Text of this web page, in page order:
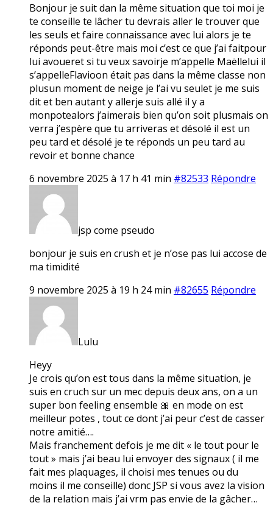
Bonjour je suit dan la même situation que toi moi je
te conseille te lâcher tu devrais aller le trouver que
les seuls et faire connaissance avec lui alors je te
réponds peut-être mais moi c’est ce que j’ai faitpour
lui avoueret si tu veux savoirje m’appelle Maëllelui il
s’appelleFlavioon était pas dans la même classe non
plusun moment de neige je l’ai vu seulet je me suis
dit et ben autant y allerje suis allé il y a
monpotealors j’aimerais bien qu’on soit plusmais on
verra j’espère que tu arriveras et désolé il est un
peu tard et désolé je te réponds un peu tard au
revoir et bonne chance
6 novembre 2025 à 17 h 41 min #82533 Répondre
jsp come pseudo
bonjour je suis en crush et je n’ose pas lui accose de
ma timidité
9 novembre 2025 à 19 h 24 min #82655 Répondre
Lulu
Heyy
Je crois qu’on est tous dans la même situation, je
suis en cruch sur un mec depuis deux ans, on a un
super bon feeling ensemble 🎀 en mode on est
meilleur potes , tout ce dont j’ai peur c’est de casser
notre amitié….
Mais franchement defois je me dit « le tout pour le
tout » mais j’ai beau lui envoyer des signaux ( il me
fait mes plaquages, il choisi mes tenues ou du
moins il me conseille) donc JSP si vous avez la vision
de la relation mais j’ai vrm pas envie de la gâcher…